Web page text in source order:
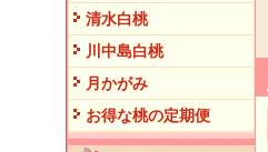
清水白桃
川中島白桃
月かがみ
お得な桃の定期便